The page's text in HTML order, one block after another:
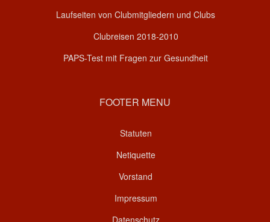
Laufseiten von Clubmitgliedern und Clubs
Clubreisen 2018-2010
PAPS-Test mit Fragen zur Gesundheit
FOOTER MENU
Statuten
Netiquette
Vorstand
Impressum